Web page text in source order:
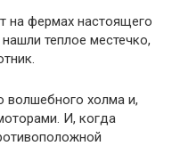
на фермах настоящего
теплое местечко,
холма и,
И, когда